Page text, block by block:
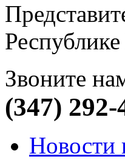
Звоните
(347) 292-
Новости